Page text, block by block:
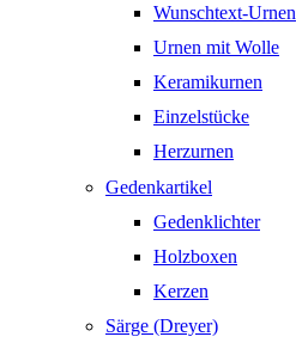
Wunschtext-Urnen
Urnen mit Wolle
Keramikurnen
Einzelstücke
Herzurnen
Gedenkartikel
Gedenklichter
Holzboxen
Kerzen
Särge (Dreyer)